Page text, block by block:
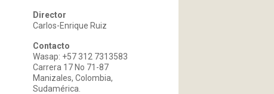
Director
Carlos-Enrique Ruiz
Contacto
Wasap: +57 312 7313583
Carrera 17 No 71-87
Manizales, Colombia,
Sudamérica.